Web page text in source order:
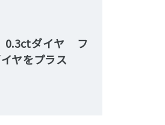
0.3ctダイヤ フ
ヤをプラス